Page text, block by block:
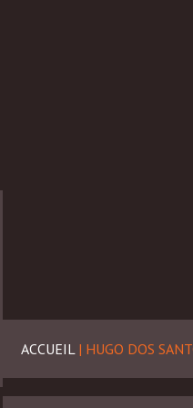
ACCUEIL | HUGO DOS